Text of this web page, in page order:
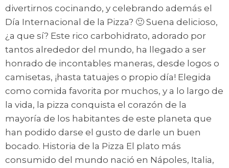
divertirnos cocinando, y celebrando además el
Día Internacional de la Pizza? 🙂 Suena delicioso,
¿a que sí? Este rico carbohidrato, adorado por
tantos alrededor del mundo, ha llegado a ser
honrado de incontables maneras, desde logos o
camisetas, ¡hasta tatuajes o propio día! Elegida
como comida favorita por muchos, y a lo largo de
la vida, la pizza conquista el corazón de la
mayoría de los habitantes de este planeta que
han podido darse el gusto de darle un buen
bocado. Historia de la Pizza El plato más
consumido del mundo nació en Nápoles, Italia,